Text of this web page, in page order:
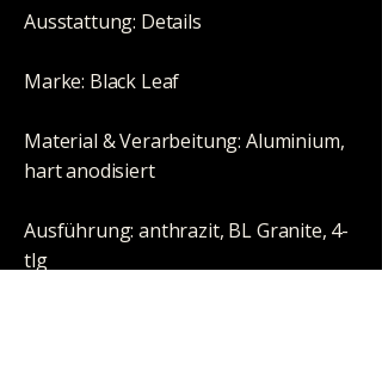
Ausstattung: Details
Marke: Black Leaf
Material & Verarbeitung: Aluminium,
hart anodisiert
Ausführung: anthrazit, BL Granite, 4-
tlg